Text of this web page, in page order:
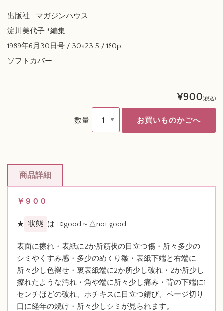
出版社 : マガジンハウス
淀川美代子 *編集
1989年6月30日号 / 30×23.5 / 180p
ソフトカバー
¥900(税込)
数量
商品詳細
￥９００
★ 状態 は…○good～△not good
表面に擦れ・表紙に2か所筋状の目立つ傷・所々多少の
シミやくすみ感・多少のめくり皺・表紙下端と右端に
所々少し色褪せ・裏表紙端に2か所少し破れ・2か所少し
擦れたような汚れ・角や端に所々少し痛み・背の下端に1
センチほどの破れ、ホチキスに目立つ錆び、ページ切り
口に経年の焼け・所々少しシミが見られます。